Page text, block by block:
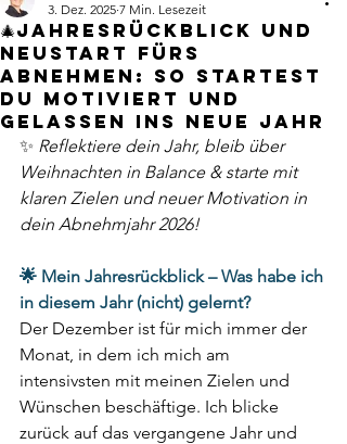
🎄Jahresrückblick und
Neustart fürs
Abnehmen: So startest
du motiviert und
gelassen ins neue Jahr
3. Dez. 2025 7 Min. Lesezeit
✨ Reflektiere dein Jahr, bleib über
Weihnachten in Balance & starte mit
klaren Zielen und neuer Motivation in
dein Abnehmjahr 2026!
🌟 Mein Jahresrückblick – Was habe ich
in diesem Jahr (nicht) gelernt?
Der Dezember ist für mich immer der
Monat, in dem ich mich am
intensivsten mit meinen Zielen und
Wünschen beschäftige. Ich blicke
zurück auf das vergangene Jahr und